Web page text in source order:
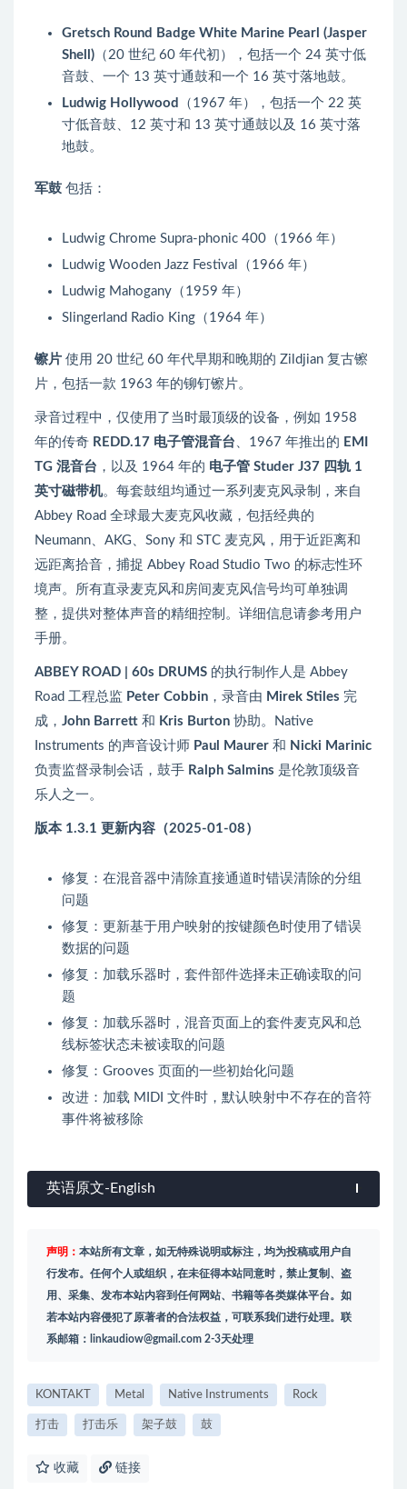
Gretsch Round Badge White Marine Pearl (Jasper
Shell) （20 世纪 60 年代初），包括一个 24 英寸低
音鼓、一个 13 英寸通鼓和一个 16 英寸落地鼓。
Ludwig Hollywood
（1967 年），包括一个 22 英
寸低音鼓、12 英寸和 13 英寸通鼓以及 16 英寸落
地鼓。
军鼓 包括：
Ludwig Chrome Supra-phonic 400（1966 年）
Ludwig Wooden Jazz Festival（1966 年）
Ludwig Mahogany（1959 年）
Slingerland Radio King（1964 年）
镲片 使用 20 世纪 60 年代早期和晚期的 Zildjian 复古镲
片，包括一款 1963 年的铆钉镲片。
录音过程中，仅使用了当时最顶级的设备，例如 1958
年的传奇 REDD.17 电子管混音台 、1967 年推出的 EMI
TG 混音台 ，以及 1964 年的 电子管 Studer J37 四轨 1
英寸磁带机。每套鼓组均通过一系列麦克风录制，来自
Abbey Road 全球最大麦克风收藏，包括经典的
Neumann、AKG、Sony 和 STC 麦克风，用于近距离和
远距离拾音，捕捉 Abbey Road Studio Two 的标志性环
境声。所有直录麦克风和房间麦克风信号均可单独调
整，提供对整体声音的精细控制。详细信息请参考用户
手册。
ABBEY ROAD | 60s DRUMS 的执行制作人是 Abbey
Road 工程总监 Peter Cobbin ，录音由 Mirek Stiles 完
成， John Barrett 和 Kris Burton 协助。Native
Instruments 的声音设计师 Paul Maurer 和 Nicki Marinic
负责监督录制会话，鼓手 Ralph Salmins 是伦敦顶级音
乐人之一。
版本 1.3.1 更新内容（2025-01-08）
修复：在混音器中清除直接通道时错误清除的分组
问题
修复：更新基于用户映射的按键颜色时使用了错误
数据的问题
修复：加载乐器时，套件部件选择未正确读取的问
题
修复：加载乐器时，混音页面上的套件麦克风和总
线标签状态未被读取的问题
修复：Grooves 页面的一些初始化问题
改进：加载 MIDI 文件时，默认映射中不存在的音符
事件将被移除
英语原文-English
声明： 本站所有文章，如无特殊说明或标注，均为投稿或用户自
行发布。任何个人或组织，在未征得本站同意时，禁止复制、盗
用、采集、发布本站内容到任何网站、书籍等各类媒体平台。如
若本站内容侵犯了原著者的合法权益，可联系我们进行处理。联
系邮箱： linkaudiow@gmail.com 2-3天处理
KONTAKT Metal Native Instruments Rock
打击 打击乐 架子鼓 鼓
收藏 链接